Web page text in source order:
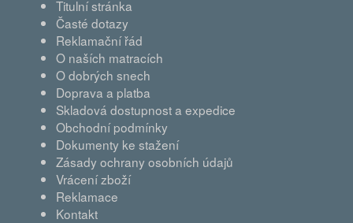
Titulní stránka
Časté dotazy
Reklamační řád
O naších matracích
O dobrých snech
Doprava a platba
Skladová dostupnost a expedice
Obchodní podmínky
Dokumenty ke stažení
Zásady ochrany osobních údajů
Vrácení zboží
Reklamace
Kontakt